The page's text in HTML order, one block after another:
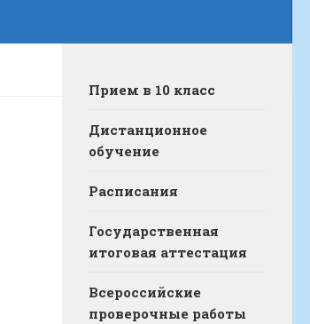
Прием в 10 класс
Дистанционное
обучение
Расписания
Государственная
итоговая аттестация
Всероссийские
проверочные работы